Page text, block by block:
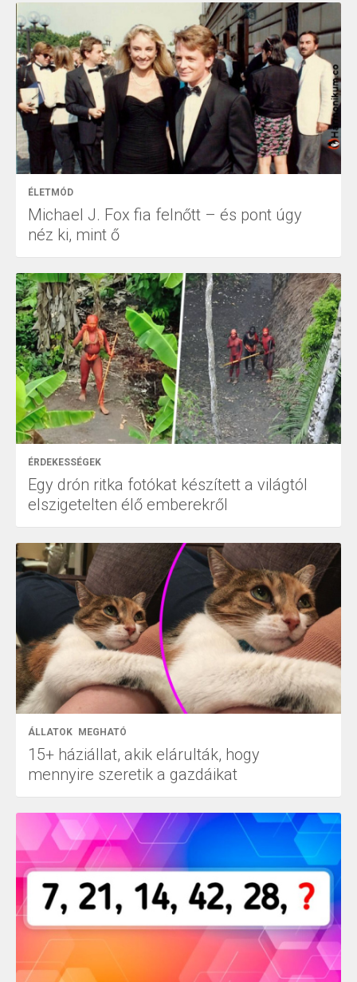
ÉLETMÓD
Michael J. Fox fia felnőtt – és pont úgy
néz ki, mint ő
ÉRDEKESSÉGEK
Egy drón ritka fotókat készített a világtól
elszigetelten élő emberekről
ÁLLATOK MEGHATÓ
15+ háziállat, akik elárulták, hogy
mennyire szeretik a gazdáikat